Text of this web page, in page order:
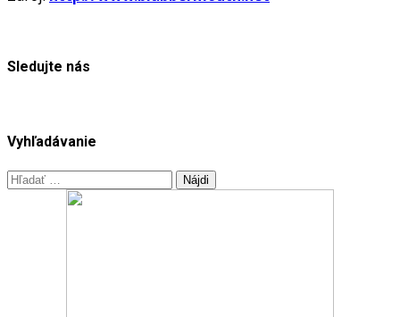
Sledujte nás
Vyhľadávanie
Hľadať: